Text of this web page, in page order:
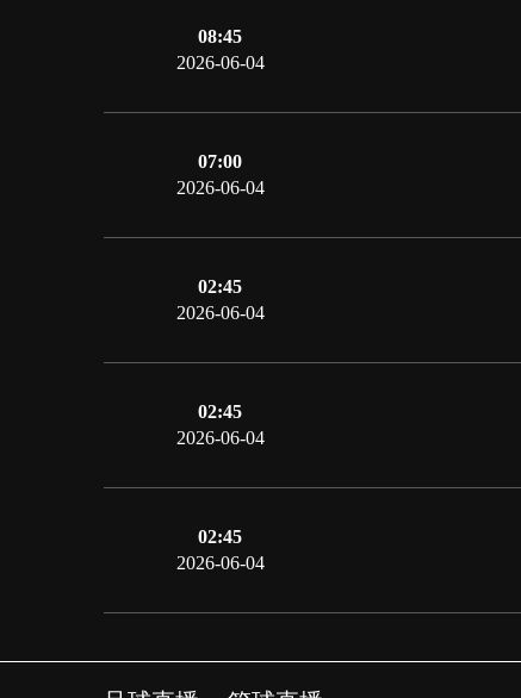
08:45
2026-06-04
07:00
2026-06-04
02:45
2026-06-04
02:45
2026-06-04
02:45
2026-06-04